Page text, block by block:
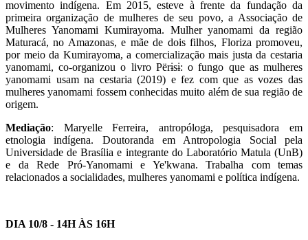
movimento indígena. Em 2015, esteve à frente da fundação da
primeira organização de mulheres de seu povo, a Associação de
Mulheres Yanomami Kumirayoma. Mulher yanomami da região
Maturacá, no Amazonas, e mãe de dois filhos, Floriza promoveu,
por meio da Kumirayoma, a comercialização mais justa da cestaria
yanomami, co-organizou o livro Përɨsɨ: o fungo que as mulheres
yanomami usam na cestaria (2019) e fez com que as vozes das
mulheres yanomami fossem conhecidas muito além de sua região de
origem.
Mediação: Maryelle Ferreira, antropóloga, pesquisadora em
etnologia indígena. Doutoranda em Antropologia Social pela
Universidade de Brasília e integrante do Laboratório Matula (UnB)
e da Rede Pró-Yanomami e Ye'kwana. Trabalha com temas
relacionados a socialidades, mulheres yanomami e política indígena.
DIA 10/8 - 14H ÀS 16H